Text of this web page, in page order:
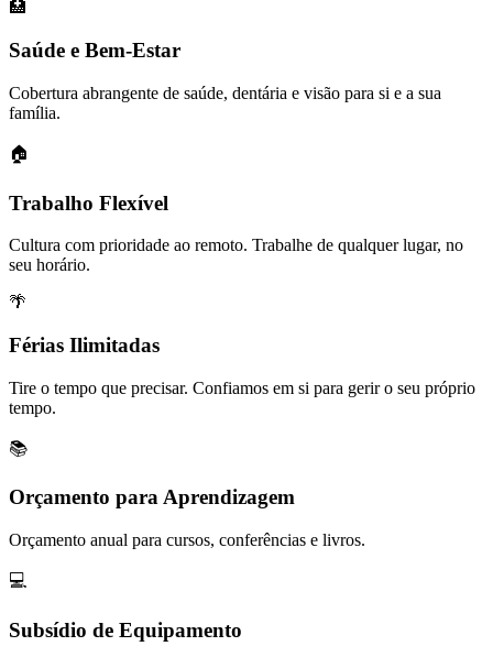
🏥
Saúde e Bem-Estar
Cobertura abrangente de saúde, dentária e visão para si e a sua
família.
🏠
Trabalho Flexível
Cultura com prioridade ao remoto. Trabalhe de qualquer lugar, no
seu horário.
🌴
Férias Ilimitadas
Tire o tempo que precisar. Confiamos em si para gerir o seu próprio
tempo.
📚
Orçamento para Aprendizagem
Orçamento anual para cursos, conferências e livros.
💻
Subsídio de Equipamento